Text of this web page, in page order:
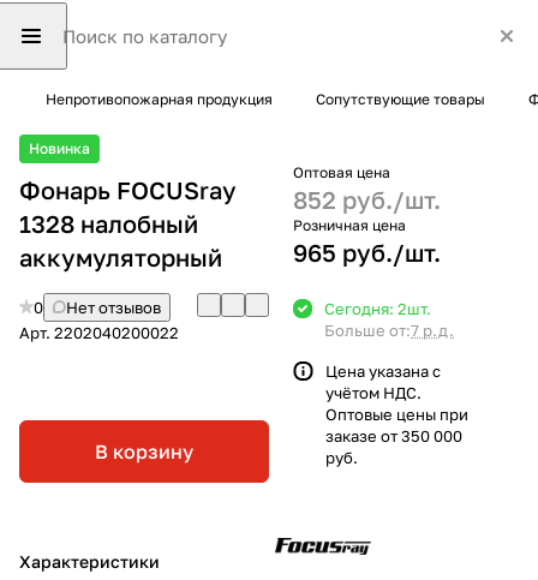
Непротивопожарная продукция Сопутствующие товары
Новинка
Фонарь FOCUSray
1328 налобный
аккумуляторный
0
Нет отзывов
Арт. 2202040200022
В корзину
Характеристики
Оптовая цена
852 руб./шт.
Розничная цена
965 руб./шт.
Сегодня: 2шт.
Больше от:7 р.д.
Цена указана с
учётом НДС.
Оптовые цены при
заказе от 350 000
руб.